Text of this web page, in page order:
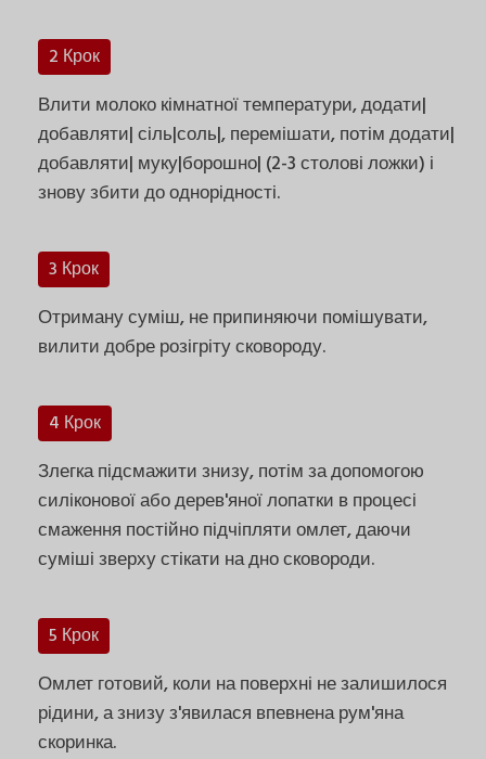
2 Крок
Влити молоко кімнатної температури, додати|
добавляти| сіль|соль|, перемішати, потім додати|
добавляти| муку|борошно| (2-3 столові ложки) і
знову збити до однорідності.
3 Крок
Отриману суміш, не припиняючи помішувати,
вилити добре розігріту сковороду.
4 Крок
Злегка підсмажити знизу, потім за допомогою
силіконової або дерев'яної лопатки в процесі
смаження постійно підчіпляти омлет, даючи
суміші зверху стікати на дно сковороди.
5 Крок
Омлет готовий, коли на поверхні не залишилося
рідини, а знизу з'явилася впевнена рум'яна
скоринка.